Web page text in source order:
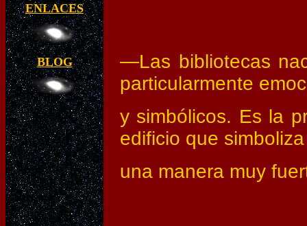
ENLACES
BLOG
—Las bibliotecas
particularmente
y simbólicos. Es la
edificio que
una manera muy